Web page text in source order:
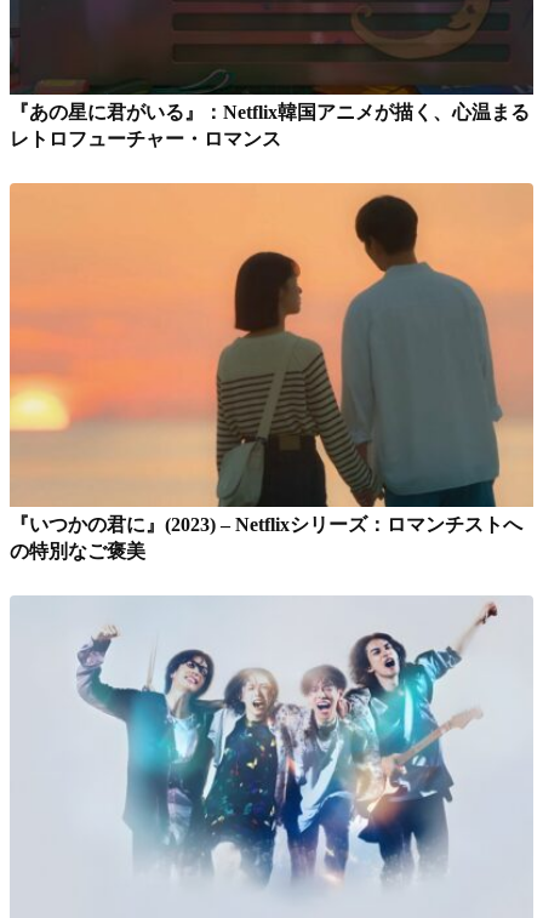
『あの星に君がいる』：Netflix韓国アニメが描く、心温まる
レトロフューチャー・ロマンス
『いつかの君に』(2023) – Netflixシリーズ：ロマンチストへ
の特別なご褒美